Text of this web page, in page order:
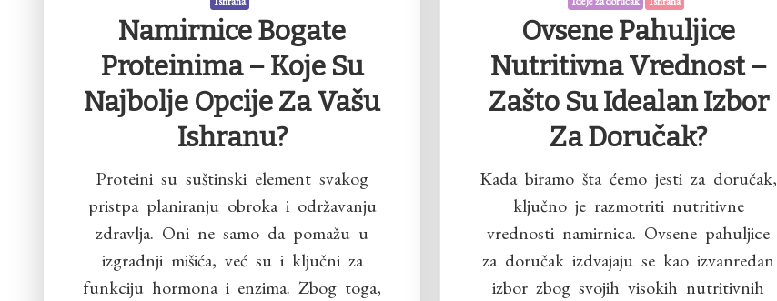
Namirnice Bogate
Proteinima – Koje Su
Najbolje Opcije Za Vašu
Ishranu?
Proteini su suštinski element svakog
pristpa planiranju obroka i održavanju
zdravlja. Oni ne samo da pomažu u
izgradnji mišića, već su i ključni za
funkciju hormona i enzima. Zbog toga,
Ovsene Pahuljice
Nutritivna Vrednost –
Zašto Su Idealan Izbor
Za Doručak?
Kada biramo šta ćemo jesti za doručak,
ključno je razmotriti nutritivne
vrednosti namirnica. Ovsene pahuljice
za doručak izdvajaju se kao izvanredan
izbor zbog svojih visokih nutritivnih